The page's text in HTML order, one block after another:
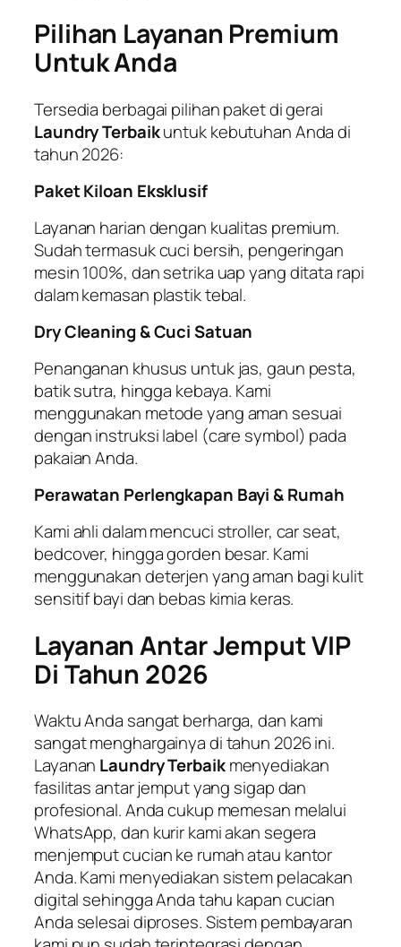
Pilihan Layanan Premium
Untuk Anda
Tersedia berbagai pilihan paket di gerai
Laundry Terbaikuntuk kebutuhan Anda di
tahun 2026:
Paket Kiloan Eksklusif
Layanan harian dengan kualitas premium.
Sudah termasuk cuci bersih, pengeringan
mesin 100%, dan setrika uap yang ditata rapi
dalam kemasan plastik tebal.
Dry Cleaning & Cuci Satuan
Penanganan khusus untuk jas, gaun pesta,
batik sutra, hingga kebaya. Kami
menggunakan metode yang aman sesuai
dengan instruksi label (care symbol) pada
pakaian Anda.
Perawatan Perlengkapan Bayi & Rumah
Kami ahli dalam mencuci stroller, car seat,
bedcover, hingga gorden besar. Kami
menggunakan deterjen yang aman bagi kulit
sensitif bayi dan bebas kimia keras.
Layanan Antar Jemput VIP
Di Tahun 2026
Waktu Anda sangat berharga, dan kami
sangat menghargainya di tahun 2026 ini.
Layanan Laundry Terbaikmenyediakan
fasilitas antar jemput yang sigap dan
profesional. Anda cukup memesan melalui
WhatsApp, dan kurir kami akan segera
menjemput cucian ke rumah atau kantor
Anda. Kami menyediakan sistem pelacakan
digital sehingga Anda tahu kapan cucian
Anda selesai diproses. Sistem pembayaran